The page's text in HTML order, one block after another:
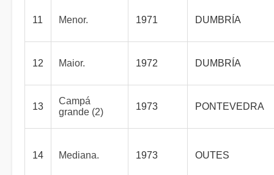
11 Menor. 1971 DUMBRÍA
12 Maior. 1972 DUMBRÍA
13
Campá
grande (2)
1973 PONTEVEDRA
14 Mediana. 1973 OUTES